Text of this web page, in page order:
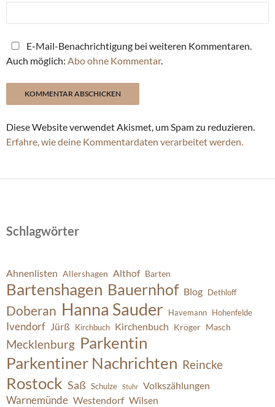
E-Mail-Benachrichtigung bei weiteren Kommentaren.
Auch möglich: Abo ohne Kommentar.
Diese Website verwendet Akismet, um Spam zu reduzieren.
Erfahre, wie deine Kommentardaten verarbeitet werden.
Schlagwörter
Ahnenlisten Allershagen Althof Barten
Bartenshagen Bauernhof Blog Dethloff
Doberan Hanna Sauder Havemann Hohenfelde
Ivendorf Jürß Kirchbuch Kirchenbuch Kröger Masch
Mecklenburg Parkentin
Parkentiner Nachrichten Reincke
Rostock Saß Schulze Stuhr Volkszählungen
Warnemünde Westendorf Wilsen